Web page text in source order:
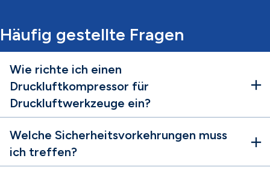
Häufig gestellte Fragen
Wie richte ich einen
Druckluftkompressor für
Druckluftwerkzeuge ein?
Welche Sicherheitsvorkehrungen muss
ich treffen?